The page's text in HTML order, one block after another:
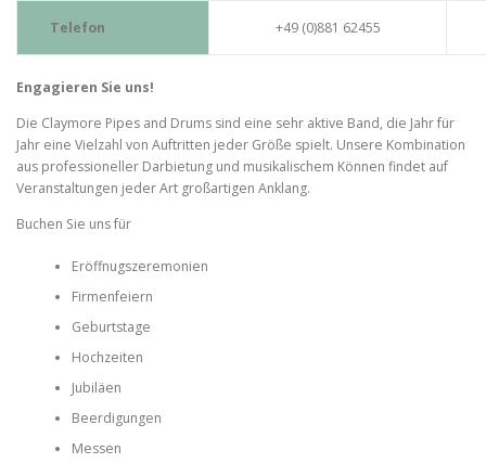
Telefon +49 (0)881 62455
Engagieren Sie uns!
Die Claymore Pipes and Drums sind eine sehr aktive Band, die Jahr für
Jahr eine Vielzahl von Auftritten jeder Größe spielt. Unsere Kombination
aus professioneller Darbietung und musikalischem Können findet auf
Veranstaltungen jeder Art großartigen Anklang.
Buchen Sie uns für
Eröffnugszeremonien
Firmenfeiern
Geburtstage
Hochzeiten
Jubiläen
Beerdigungen
Messen